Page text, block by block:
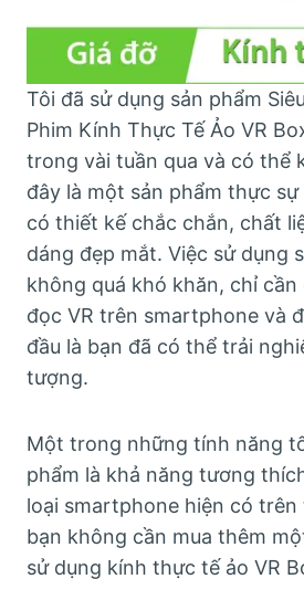
Tôi đã sử dụng sản phẩm
Phim Kính Thực Tế Ảo VR
trong vài tuần qua và có thể
đây là một sản phẩm thực
có thiết kế chắc chắn, chất
dáng đẹp mắt. Việc sử dụng
không quá khó khăn, chỉ
đọc VR trên smartphone và
đầu là bạn đã có thể trải
tượng.
Một trong những tính năng
phẩm là khả năng tương
loại smartphone hiện có
bạn không cần mua thêm
sử dụng kính thực tế ảo VR